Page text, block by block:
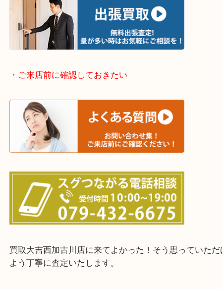
・出張買取エリアのご紹介
兵庫県全域
加古川市・加古郡 稲美町 播磨町・高砂市
三木市・西脇市・加東市・明石市・多古郡 多古町
・ご来店前に確認しておきたい